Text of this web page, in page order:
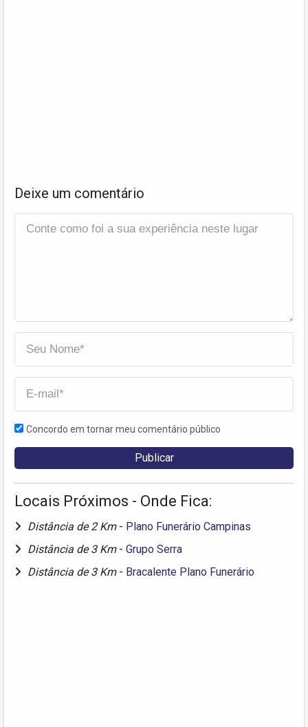
Deixe um comentário
Concordo em tornar meu comentário público
Locais Próximos - Onde Fica:
Distância de 2 Km - Plano Funerário Campinas
Distância de 3 Km - Grupo Serra
Distância de 3 Km - Bracalente Plano Funerário